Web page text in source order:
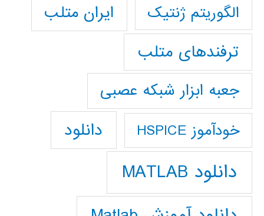
الگوریتم ژنتیک
ایران متلب
ترفندهای متلب
جعبه ابزار شبکه عصبی
خودآموز HSPICE دانلود
دانلود MATLAB